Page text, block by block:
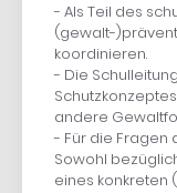
- Als Teil des
(gewalt-
koordinieren.
- Die
andere
- Für die Fragen
Sowohl
eines konkreten